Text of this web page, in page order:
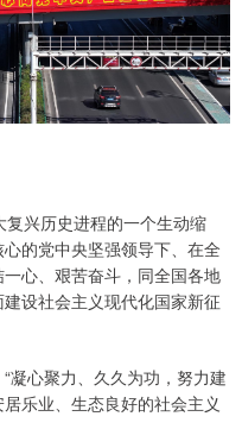
兴历史进程的一个生动缩
的党中央坚强领导下、在全
心、艰苦奋斗，同全国各地
设社会主义现代化国家新征
凝心聚力、久久为功，努力建
乐业、生态良好的社会主义